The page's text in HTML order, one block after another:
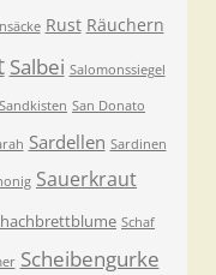
Rust Räuchern
Salbei Salomonssiegel
Sandkisten San Donato
Sardellen Sardinen
Sauerkraut
Schaf
Scheibengurke